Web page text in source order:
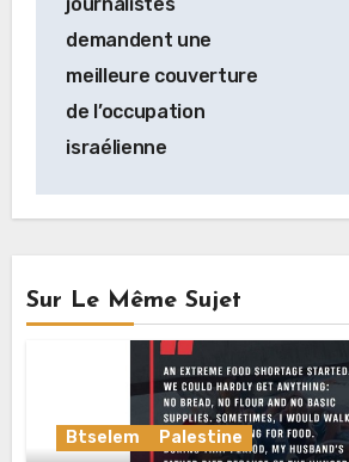
demandent une
meilleure couverture
de l’occupation
israélienne
Sur Le Même Sujet
Btselem Palestine